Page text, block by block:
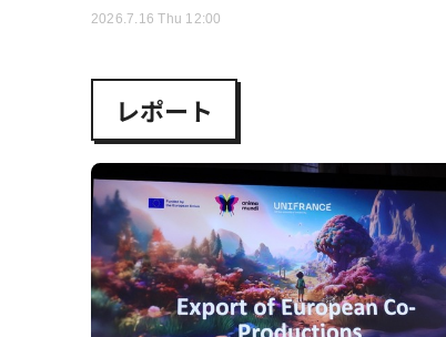
2026.7.16 Thu 12:00
レポート